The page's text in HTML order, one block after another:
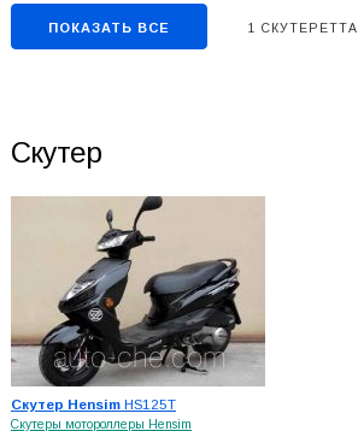
ПОКАЗАТЬ ВСЕ 1 СКУТЕРЕТТА
Скутер
Скутер HensimHS125T
Скутеры мотороллеры Hensim